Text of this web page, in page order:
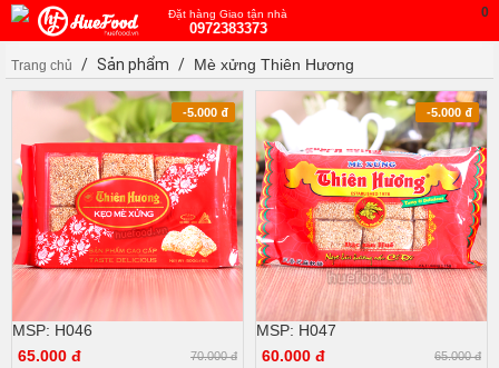
Đặt hàng Giao tận nhà
0972383373
0
Trang chủ / Sản phẩm / Mè xửng Thiên Hương
MSP: H046
65.000 đ
70.000 đ
-5.000 đ
MSP: H047
60.000 đ
65.000 đ
-5.000 đ